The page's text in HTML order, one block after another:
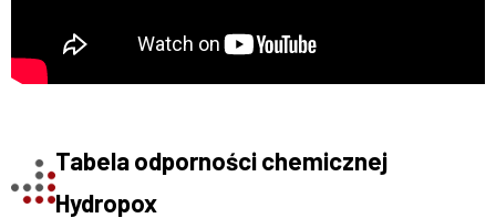
Tabela odporności chemicznej
Hydropox